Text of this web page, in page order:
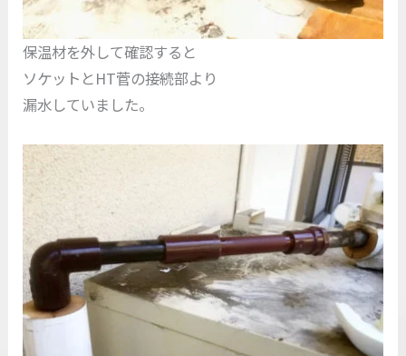
保温材を外して確認すると
ソケットとHT菅の接続部より
漏水していました。